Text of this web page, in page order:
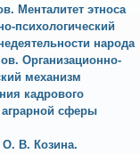
Менталитет этноса
психологический
народа
Организационно-
механизм
кадрового
аграрной сферы
В. Козина.